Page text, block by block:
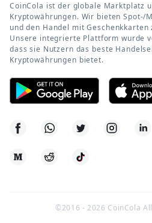
CoinCola ist der globale Marktplatz
Kryptowährungen. Wir bieten Spot-/
und den Handel mit
Unsere integrierte Plattform wurde
dass sie Nutzern das beste
Kryptowährungen bietet.
©2016 -2026 CoinCola